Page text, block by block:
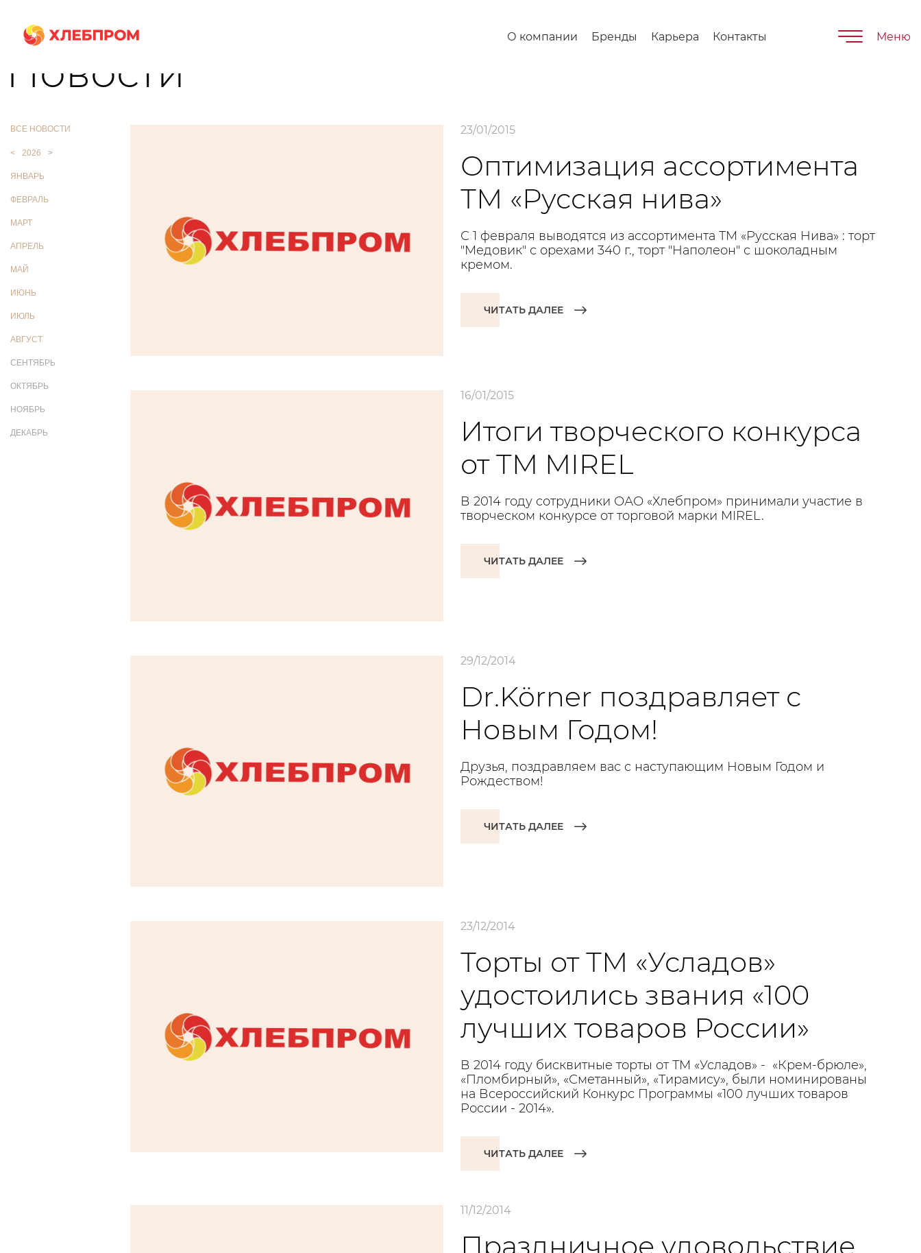
О компании Бренды Карьера Контакты Меню
Главная О компании Новости
Новости
ВСЕ НОВОСТИ
< 2026 >
ЯНВАРЬ
ФЕВРАЛЬ
МАРТ
АПРЕЛЬ
МАЙ
ИЮНЬ
ИЮЛЬ
АВГУСТ
СЕНТЯБРЬ
ОКТЯБРЬ
НОЯБРЬ
ДЕКАБРЬ
23/01/2015
Оптимизация ассортимента
ТМ «Русская нива»
С 1 февраля выводятся из ассортимента ТМ «Русская Нива» : торт
"Медовик" с орехами 340 г., торт "Наполеон" с шоколадным
кремом.
ЧИТАТЬ ДАЛЕЕ
16/01/2015
Итоги творческого конкурса
от TM MIREL
В 2014 году сотрудники ОАО «Хлебпром» принимали участие в
творческом конкурсе от торговой марки MIREL.
ЧИТАТЬ ДАЛЕЕ
29/12/2014
Dr.Körner поздравляет с
Новым Годом!
Друзья, поздравляем вас с наступающим Новым Годом и
Рождеством!
ЧИТАТЬ ДАЛЕЕ
23/12/2014
Торты от ТМ «Усладов»
удостоились звания «100
лучших товаров России»
В 2014 году бисквитные торты от ТМ «Усладов» - «Крем-брюле»,
«Пломбирный», «Сметанный», «Тирамису», были номинированы
на Всероссийский Конкурс Программы «100 лучших товаров
России - 2014».
ЧИТАТЬ ДАЛЕЕ
11/12/2014
Праздничное удовольствие